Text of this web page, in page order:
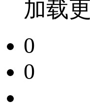
加载
0
0